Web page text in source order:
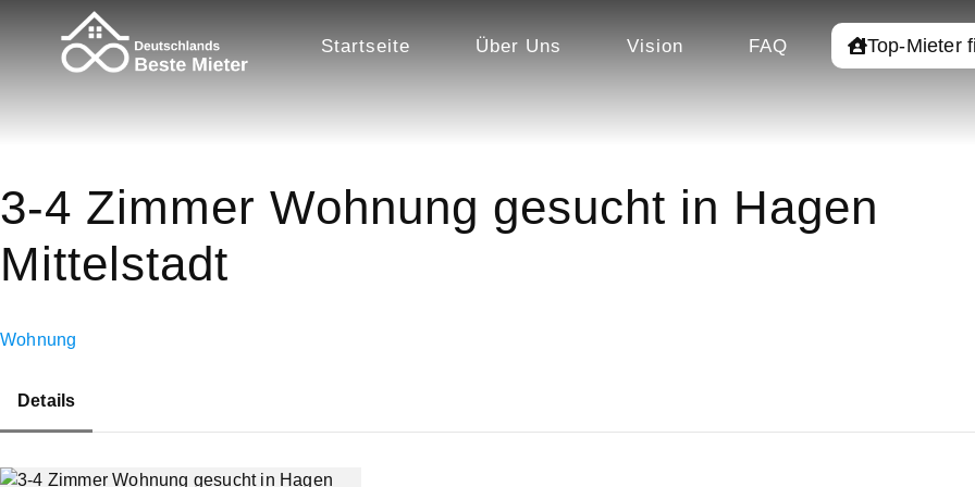
Startseite Über Uns Vision FAQ Top-Mieter
3-4 Zimmer Wohnung gesucht in Hagen
Mittelstadt
Wohnung
Details